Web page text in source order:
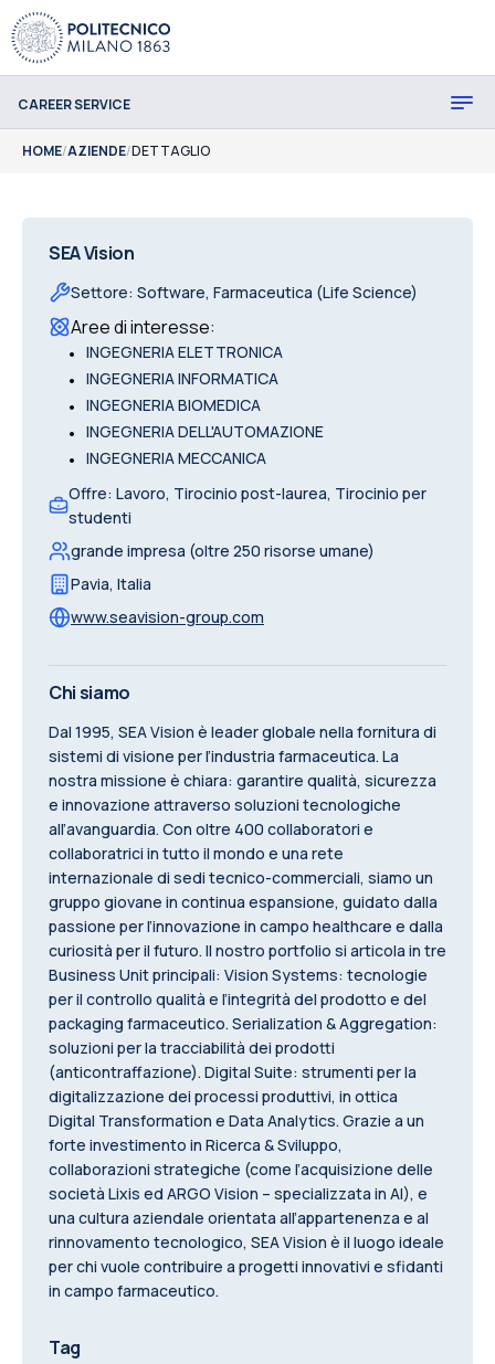
CAREER SERVICE
HOME/AZIENDE/DETTAGLIO
SEA Vision
Settore: Software, Farmaceutica (Life Science)
Aree di interesse:
• INGEGNERIA ELETTRONICA
• INGEGNERIA INFORMATICA
• INGEGNERIA BIOMEDICA
• INGEGNERIA DELL'AUTOMAZIONE
• INGEGNERIA MECCANICA
Offre: Lavoro, Tirocinio post-laurea, Tirocinio per
studenti
grande impresa (oltre 250 risorse umane)
Pavia, Italia
www.seavision-group.com
Chi siamo
Dal 1995, SEA Vision è leader globale nella fornitura di
sistemi di visione per l’industria farmaceutica. La
nostra missione è chiara: garantire qualità, sicurezza
e innovazione attraverso soluzioni tecnologiche
all’avanguardia. Con oltre 400 collaboratori e
collaboratrici in tutto il mondo e una rete
internazionale di sedi tecnico-commerciali, siamo un
gruppo giovane in continua espansione, guidato dalla
passione per l’innovazione in campo healthcare e dalla
curiosità per il futuro. Il nostro portfolio si articola in tre
Business Unit principali: Vision Systems: tecnologie
per il controllo qualità e l’integrità del prodotto e del
packaging farmaceutico. Serialization & Aggregation:
soluzioni per la tracciabilità dei prodotti
(anticontraffazione). Digital Suite: strumenti per la
digitalizzazione dei processi produttivi, in ottica
Digital Transformation e Data Analytics. Grazie a un
forte investimento in Ricerca & Sviluppo,
collaborazioni strategiche (come l’acquisizione delle
società Lixis ed ARGO Vision – specializzata in AI), e
una cultura aziendale orientata all’appartenenza e al
rinnovamento tecnologico, SEA Vision è il luogo ideale
per chi vuole contribuire a progetti innovativi e sfidanti
in campo farmaceutico.
Tag